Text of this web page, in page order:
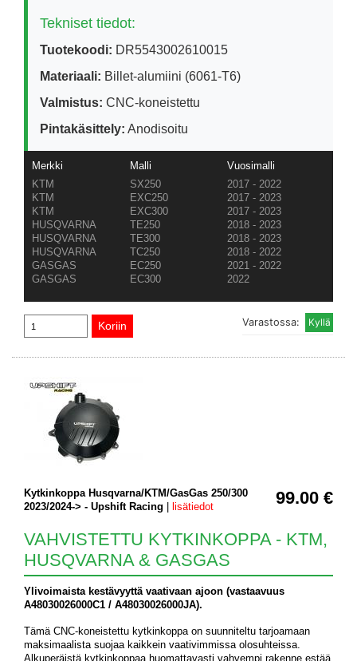
Tekniset tiedot:
Tuotekoodi: DR5543002610015
Materiaali: Billet-alumiini (6061-T6)
Valmistus: CNC-koneistettu
Pintakäsittely: Anodisoitu
Merkki Malli
Vuosimalli
KTM
SX250
2017 - 2022
KTM
EXC250
2017 - 2023
KTM
EXC300
2017 - 2023
HUSQVARNA
TE250
2018 - 2023
HUSQVARNA
TE300
2018 - 2023
HUSQVARNA
TC250
2018 - 2022
GASGAS
EC250
2021 - 2022
GASGAS
EC300 2022
Varastossa:
99.00 €
Kytkinkoppa Husqvarna/KTM/GasGas 250/300
2023/2024-> - Upshift Racing
lisätiedot
VAHVISTETTU KYTKINKOPPA - KTM,
HUSQVARNA & GASGAS
Ylivoimaista kestävyyttä vaativaan ajoon (vastaavuus
A48030026000C1 / A48030026000JA).
Tämä CNC-koneistettu kytkinkoppa on suunniteltu tarjoamaan
maksimaalista suojaa kaikkein vaativimmissa olosuhteissa.
Alkuperäistä kytkinkoppaa huomattavasti vahvempi rakenne estää